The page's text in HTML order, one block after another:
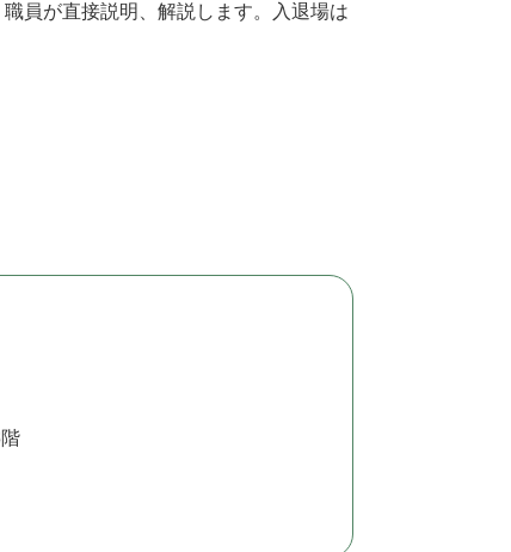
員が直接説明、解説します。入退場は